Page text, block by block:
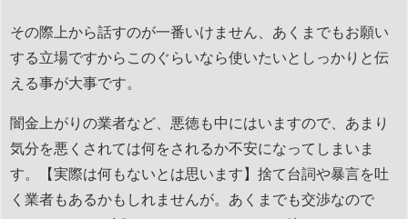
その際上から話すのが一番いけません、あくまでもお願い
する立場ですからこのぐらいなら使いたいとしっかりと伝
える事が大事です。
闇金上がりの業者など、悪徳も中にはいますので、あまり
気分を悪くされては何をされるか不安になってしまいま
す。【実際は何もないとは思います】捨て台詞や暴言を吐
く業者もあるかもしれませんが。あくまでも交渉なので